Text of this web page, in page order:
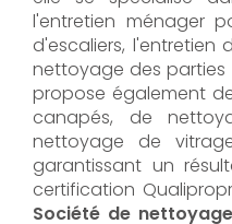
l'entretien ménager
d'escaliers, l'entretien
nettoyage des parties
propose également
canapés, de
nettoyage de
garantissant un
certification
Société de